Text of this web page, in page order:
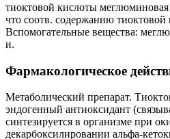
тиоктовой кислоты
что соотв. содержанию
Вспомогательные вещества:
и.
Фармакологическое
Метаболический препарат.
эндогенный антиоксидант
синтезируется в организме при
декарбоксилировании альфа-